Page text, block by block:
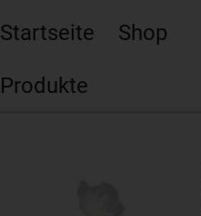
Startseite Shop
Produkte